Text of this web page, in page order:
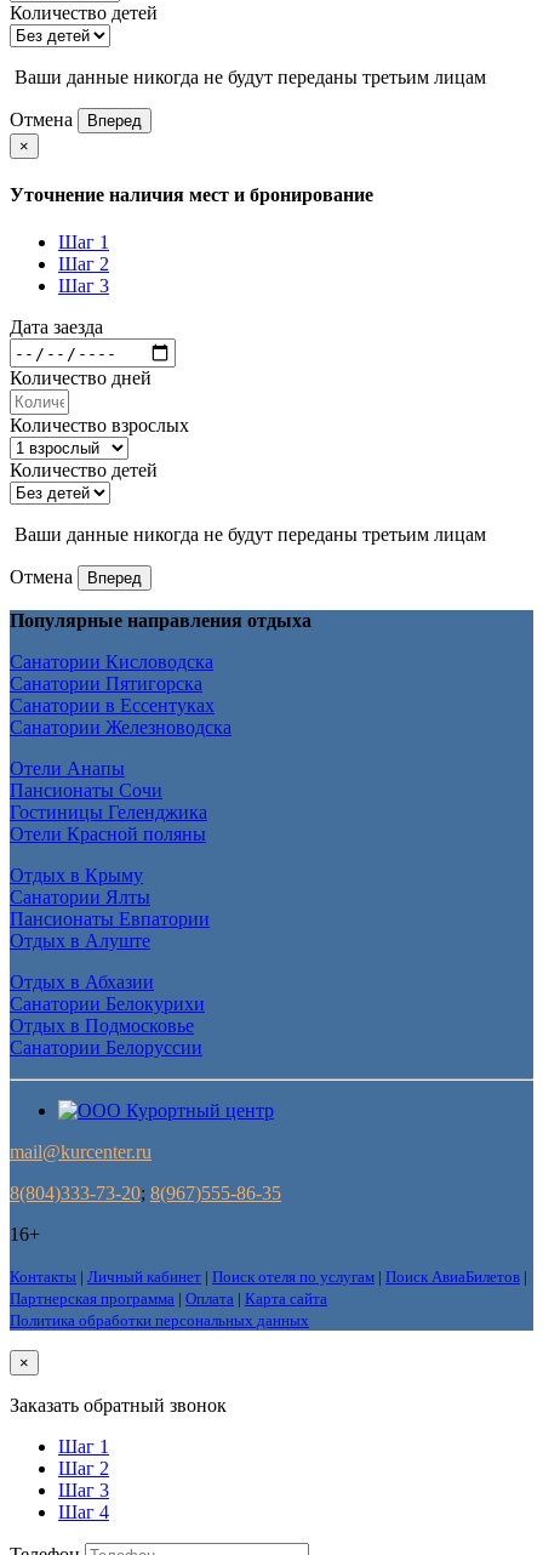
Количество детей
Ваши данные никогда не будут переданы третьим лицам
Отмена
Вперед
×
Уточнение наличия мест и бронирование
Шаг 1
Шаг 2
Шаг 3
Дата заезда
Количество дней
Количество взрослых
Количество детей
Ваши данные никогда не будут переданы третьим лицам
Отмена Вперед
Популярные направления отдыха
Санатории Кисловодска
Санатории Пятигорска
Санатории в Ессентуках
Санатории Железноводска
Отели Анапы
Пансионаты Сочи
Гостиницы Геленджика
Отели Красной поляны
Отдых в Крыму
Санатории Ялты
Пансионаты Евпатории
Отдых в Алуште
Отдых в Абхазии
Санатории Белокурихи
Отдых в Подмосковье
Санатории Белоруссии
mail@kurcenter.ru
8(804)333-73-20; 8(967)555-86-35
16+
Контакты | Личный кабинет | Поиск отеля по услугам | Поиск АвиаБилетов |
Партнерская программа | Оплата | Карта сайта
Политика обработки персональных данных
×
Заказать обратный звонок
Шаг 1
Шаг 2
Шаг 3
Шаг 4